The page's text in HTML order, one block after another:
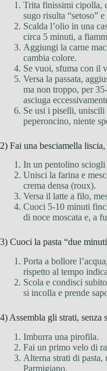
Trita finissimi cipolla,
sugo risulta “setoso”
Scalda l’olio in una
circa 5 minuti, a
Aggiungi la carne
cambia colore.
Se vuoi, sfuma con il
Versa la passata,
ma non troppo, per
asciuga
Se usi i piselli,
peperoncino, niente
2) Fai una besciamella
In un pentolino
Unisci la farina e
crema densa (roux).
Versa il latte a filo,
Cuoci 5-10 minuti
di noce moscata e, a
3) Cuoci la pasta “due
Porta a bollore
rispetto al tempo
Scola e condisci
si incolla e prende
4) Assembla gli strati, senza
Imburra una pirofila.
Fai un primo velo di
Alterna strati di pasta,
Parmigiano.